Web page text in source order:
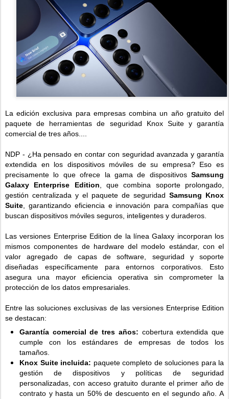
La edición exclusiva para empresas combina un año gratuito del
paquete de herramientas de seguridad Knox Suite y garantía
comercial de tres años....
NDP - ¿Ha pensado en contar con seguridad avanzada y garantía
extendida en los dispositivos móviles de su empresa? Eso es
precisamente lo que ofrece la gama de dispositivos Samsung
Galaxy Enterprise Edition , que combina soporte prolongado,
gestión centralizada y el paquete de seguridad Samsung Knox
Suite , garantizando eficiencia e innovación para compañías que
buscan dispositivos móviles seguros, inteligentes y duraderos.
Las versiones Enterprise Edition de la línea Galaxy incorporan los
mismos componentes de hardware del modelo estándar, con el
valor agregado de capas de software, seguridad y soporte
diseñadas específicamente para entornos corporativos. Esto
asegura una mayor eficiencia operativa sin comprometer la
protección de los datos empresariales.
Entre las soluciones exclusivas de las versiones Enterprise Edition
se destacan:
Garantía comercial de tres años: cobertura extendida que
cumple con los estándares de empresas de todos los
tamaños.
Knox Suite incluida: paquete completo de soluciones para la
gestión de dispositivos y políticas de seguridad
personalizadas, con acceso gratuito durante el primer año de
contrato y hasta un 50% de descuento en el segundo año. A